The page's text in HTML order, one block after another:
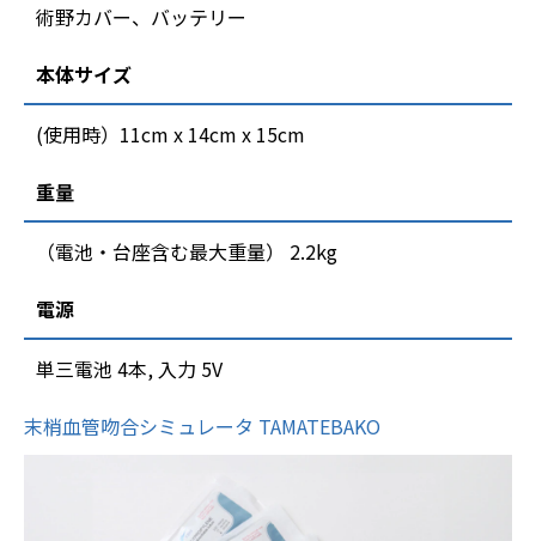
術野カバー、バッテリー
本体サイズ
(使用時）11cm x 14cm x 15cm
重量
（電池・台座含む最大重量） 2.2kg
電源
単三電池 4本, 入力 5V
末梢血管吻合シミュレータ TAMATEBAKO